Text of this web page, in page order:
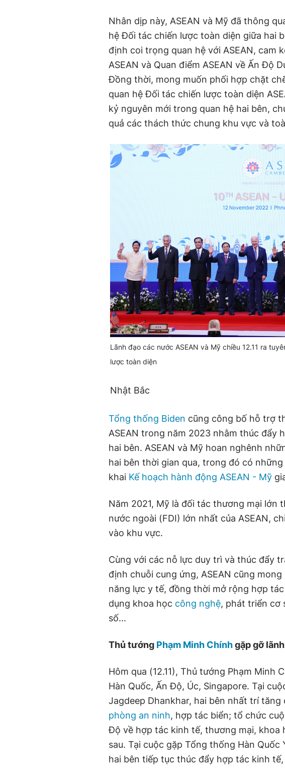
Nhân dịp này, ASEAN và Mỹ đã thông
hệ Đối tác chiến lược toàn diện giữa hai
định coi trọng quan hệ với ASEAN, cam
ASEAN và Quan điểm ASEAN về Ấn Độ
Đồng thời, mong muốn phối hợp chặt
quan hệ Đối tác chiến lược toàn diện
kỷ nguyên mới trong quan hệ hai bên,
quả các thách thức chung khu vực và
Lãnh đạo các nước ASEAN và Mỹ chiều 12.11 ra
lược toàn diện
Nhật Bắc
Tổng thống Biden cũng công bố hỗ trợ
ASEAN trong năm 2023 nhằm thúc đẩy
hai bên. ASEAN và Mỹ hoan nghênh
hai bên thời gian qua, trong đó có
khai Kế hoạch hành động ASEAN - Mỹ
Năm 2021, Mỹ là đối tác thương mại lớn
nước ngoài (FDI) lớn nhất của ASEAN,
vào khu vực.
Cùng với các nỗ lực duy trì và thúc đẩy
định chuỗi cung ứng, ASEAN cũng
năng lực y tế, đồng thời mở rộng hợp
dụng khoa học công nghệ, phát triển cơ
số...
Thủ tướng Phạm Minh Chínhgặp gỡ
Hôm qua (12.11), Thủ tướng Phạm Minh
Hàn Quốc, Ấn Độ, Úc, Singapore. Tại
Jagdeep Dhankhar, hai bên nhất trí
phòng an ninh, hợp tác biển; tổ chức
Độ về hợp tác kinh tế, thương mại, khoa
sau. Tại cuộc gặp Tổng thống Hàn
hai bên tiếp tục thúc đẩy hợp tác kinh